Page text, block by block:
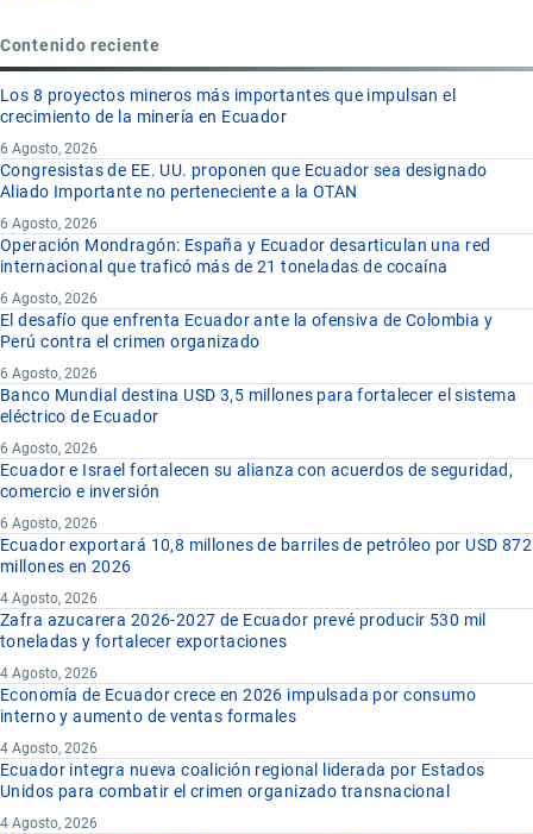
Contenido reciente
Los 8 proyectos mineros más importantes que impulsan el
crecimiento de la minería en Ecuador
6 Agosto, 2026
Congresistas de EE. UU. proponen que Ecuador sea designado
Aliado Importante no perteneciente a la OTAN
6 Agosto, 2026
Operación Mondragón: España y Ecuador desarticulan una red
internacional que traficó más de 21 toneladas de cocaína
6 Agosto, 2026
El desafío que enfrenta Ecuador ante la ofensiva de Colombia y
Perú contra el crimen organizado
6 Agosto, 2026
Banco Mundial destina USD 3,5 millones para fortalecer el sistema
eléctrico de Ecuador
6 Agosto, 2026
Ecuador e Israel fortalecen su alianza con acuerdos de seguridad,
comercio e inversión
6 Agosto, 2026
Ecuador exportará 10,8 millones de barriles de petróleo por USD 872
millones en 2026
4 Agosto, 2026
Zafra azucarera 2026-2027 de Ecuador prevé producir 530 mil
toneladas y fortalecer exportaciones
4 Agosto, 2026
Economía de Ecuador crece en 2026 impulsada por consumo
interno y aumento de ventas formales
4 Agosto, 2026
Ecuador integra nueva coalición regional liderada por Estados
Unidos para combatir el crimen organizado transnacional
4 Agosto, 2026